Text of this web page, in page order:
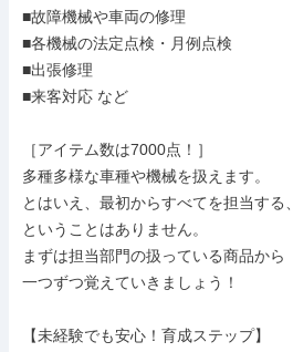
■故障機械や車両の修理
■各機械の法定点検・月例点検
■出張修理
■来客対応 など
［アイテム数は7000点！］
多種多様な車種や機械を扱えます。
とはいえ、最初からすべてを担当する、
ということはありません。
まずは担当部門の扱っている商品から
一つずつ覚えていきましょう！
【未経験でも安心！育成ステップ】